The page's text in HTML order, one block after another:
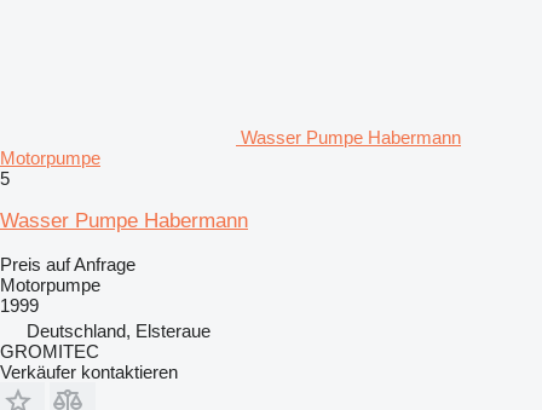
Wasser Pumpe Habermann
Motorpumpe
5
Wasser Pumpe Habermann
Preis auf Anfrage
Motorpumpe
1999
Deutschland, Elsteraue
GROMITEC
Verkäufer kontaktieren